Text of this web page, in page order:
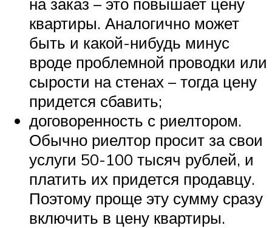
квартиры. Аналогично может
быть и какой-нибудь минус
вроде проблемной проводки или
сырости на стенах – тогда цену
придется сбавить;
договоренность с риелтором.
Обычно риелтор просит за свои
услуги 50-100 тысяч рублей, и
платить их придется продавцу.
Поэтому проще эту сумму сразу
включить в цену квартиры.